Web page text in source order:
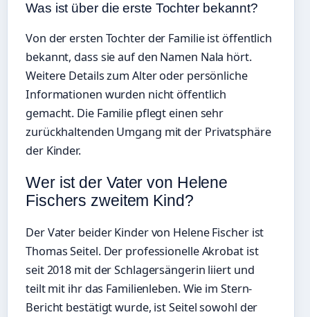
Was ist über die erste Tochter bekannt?
Von der ersten Tochter der Familie ist öffentlich
bekannt, dass sie auf den Namen Nala hört.
Weitere Details zum Alter oder persönliche
Informationen wurden nicht öffentlich
gemacht. Die Familie pflegt einen sehr
zurückhaltenden Umgang mit der Privatsphäre
der Kinder.
Wer ist der Vater von Helene
Fischers zweitem Kind?
Der Vater beider Kinder von Helene Fischer ist
Thomas Seitel. Der professionelle Akrobat ist
seit 2018 mit der Schlagersängerin liiert und
teilt mit ihr das Familienleben. Wie im Stern-
Bericht bestätigt wurde, ist Seitel sowohl der